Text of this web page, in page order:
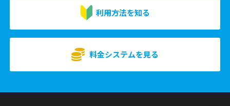
利用方法を知る
料金システムを見る